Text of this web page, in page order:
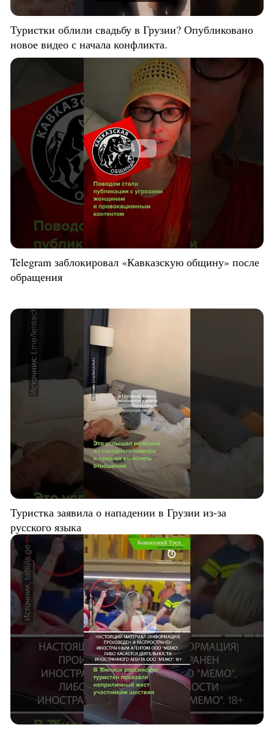
Туристки облили свадьбу в Грузии? Опубликовано
новое видео с начала конфликта.
Telegram заблокировал «Кавказскую общину» после
обращения
Туристка заявила о нападении в Грузии из-за
русского языка